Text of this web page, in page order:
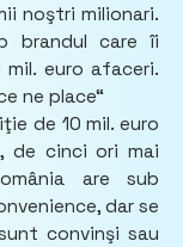
noştri milionari.
brandul care îi
euro afaceri.
ne place“
de 10 mil. euro
de cinci ori mai
are sub
dar se
convinşi sau